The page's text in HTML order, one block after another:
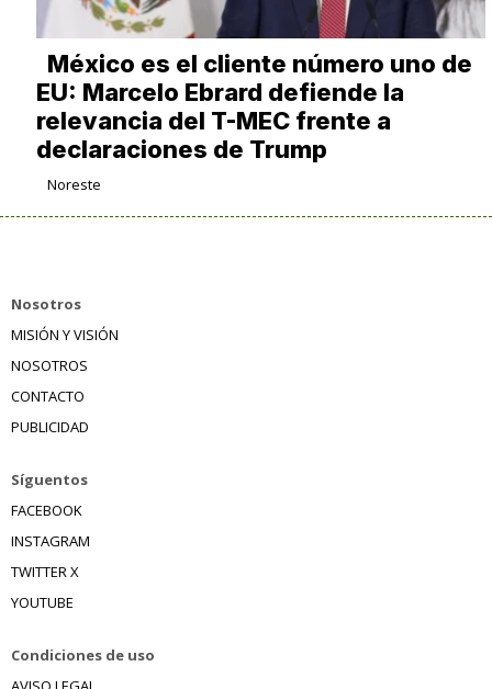
México es el cliente número uno de
EU: Marcelo Ebrard defiende la
relevancia del T-MEC frente a
declaraciones de Trump
Noreste
Nosotros
MISIÓN Y VISIÓN
NOSOTROS
CONTACTO
PUBLICIDAD
Síguentos
FACEBOOK
INSTAGRAM
TWITTER X
YOUTUBE
Condiciones de uso